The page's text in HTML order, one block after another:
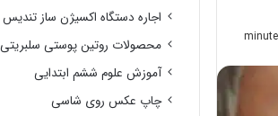
اجاره دستگاه اکسیژن ساز تندیس
محصولات روتین پوستی
آموزش علوم ششم ابتدایی
چاپ عکس روی شاسی